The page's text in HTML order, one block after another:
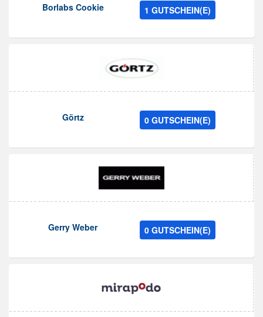
Borlabs Cookie 1 GUTSCHEIN(E)
Görtz 0 GUTSCHEIN(E)
Gerry Weber 0 GUTSCHEIN(E)